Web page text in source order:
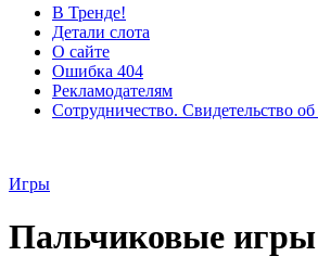
В Тренде!
Детали слота
О сайте
Ошибка 404
Рекламодателям
Сотрудничество. Свидетельство
Игры
Пальчиковые